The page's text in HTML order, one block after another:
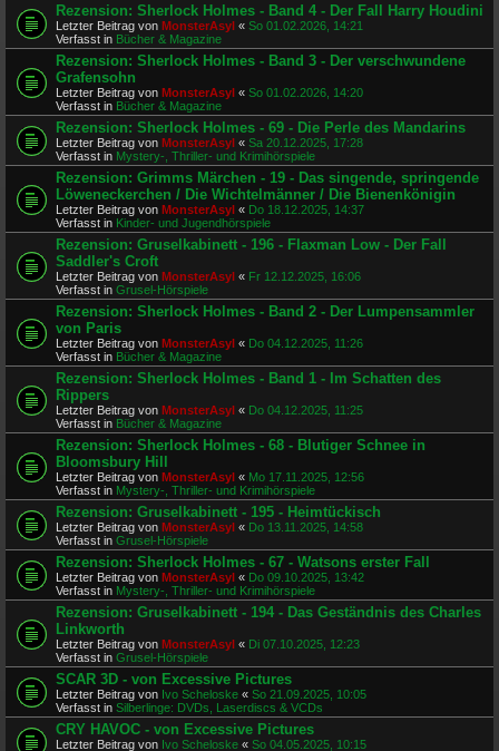
Rezension: Sherlock Holmes - Band 4 - Der Fall Harry Houdini
Letzter Beitrag von MonsterAsyl « So 01.02.2026, 14:21
Verfasst in Bücher & Magazine
Rezension: Sherlock Holmes - Band 3 - Der verschwundene
Grafensohn
Letzter Beitrag von MonsterAsyl « So 01.02.2026, 14:20
Verfasst in Bücher & Magazine
Rezension: Sherlock Holmes - 69 - Die Perle des Mandarins
Letzter Beitrag von MonsterAsyl « Sa 20.12.2025, 17:28
Verfasst in Mystery-, Thriller- und Krimihörspiele
Rezension: Grimms Märchen - 19 - Das singende, springende
Löweneckerchen / Die Wichtelmänner / Die Bienenkönigin
Letzter Beitrag von MonsterAsyl « Do 18.12.2025, 14:37
Verfasst in Kinder- und Jugendhörspiele
Rezension: Gruselkabinett - 196 - Flaxman Low - Der Fall
Saddler's Croft
Letzter Beitrag von MonsterAsyl « Fr 12.12.2025, 16:06
Verfasst in Grusel-Hörspiele
Rezension: Sherlock Holmes - Band 2 - Der Lumpensammler
von Paris
Letzter Beitrag von MonsterAsyl « Do 04.12.2025, 11:26
Verfasst in Bücher & Magazine
Rezension: Sherlock Holmes - Band 1 - Im Schatten des
Rippers
Letzter Beitrag von MonsterAsyl « Do 04.12.2025, 11:25
Verfasst in Bücher & Magazine
Rezension: Sherlock Holmes - 68 - Blutiger Schnee in
Bloomsbury Hill
Letzter Beitrag von MonsterAsyl « Mo 17.11.2025, 12:56
Verfasst in Mystery-, Thriller- und Krimihörspiele
Rezension: Gruselkabinett - 195 - Heimtückisch
Letzter Beitrag von MonsterAsyl « Do 13.11.2025, 14:58
Verfasst in Grusel-Hörspiele
Rezension: Sherlock Holmes - 67 - Watsons erster Fall
Letzter Beitrag von MonsterAsyl « Do 09.10.2025, 13:42
Verfasst in Mystery-, Thriller- und Krimihörspiele
Rezension: Gruselkabinett - 194 - Das Geständnis des Charles
Linkworth
Letzter Beitrag von MonsterAsyl « Di 07.10.2025, 12:23
Verfasst in Grusel-Hörspiele
SCAR 3D - von Excessive Pictures
Letzter Beitrag von Ivo Scheloske « So 21.09.2025, 10:05
Verfasst in Silberlinge: DVDs, Laserdiscs & VCDs
CRY HAVOC - von Excessive Pictures
Letzter Beitrag von Ivo Scheloske « So 04.05.2025, 10:15